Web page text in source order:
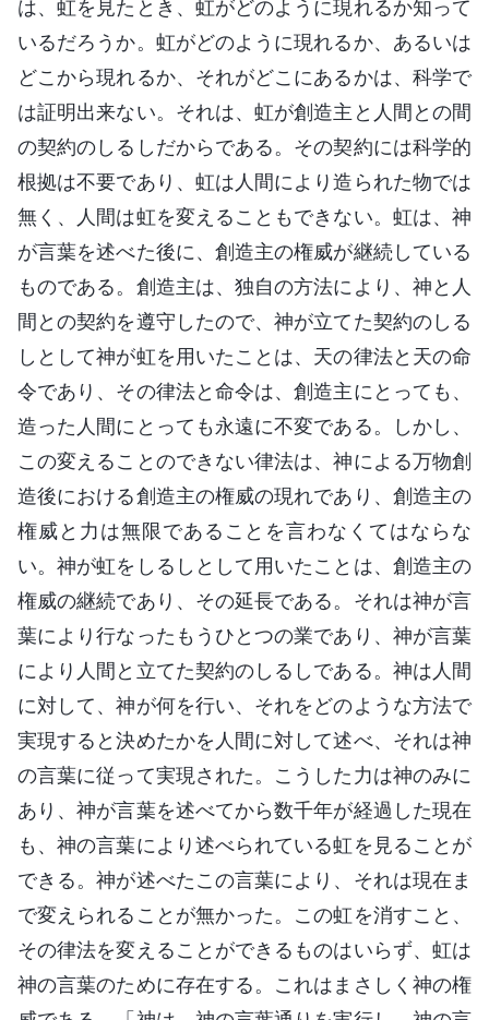
は、虹を見たとき、虹がどのように現れるか知って
いるだろうか。虹がどのように現れるか、あるいは
どこから現れるか、それがどこにあるかは、科学で
は証明出来ない。それは、虹が創造主と人間との間
の契約のしるしだからである。その契約には科学的
根拠は不要であり、虹は人間により造られた物では
無く、人間は虹を変えることもできない。虹は、神
が言葉を述べた後に、創造主の権威が継続している
ものである。創造主は、独自の方法により、神と人
間との契約を遵守したので、神が立てた契約のしる
しとして神が虹を用いたことは、天の律法と天の命
令であり、その律法と命令は、創造主にとっても、
造った人間にとっても永遠に不変である。しかし、
この変えることのできない律法は、神による万物創
造後における創造主の権威の現れであり、創造主の
権威と力は無限であることを言わなくてはならな
い。神が虹をしるしとして用いたことは、創造主の
権威の継続であり、その延長である。それは神が言
葉により行なったもうひとつの業であり、神が言葉
により人間と立てた契約のしるしである。神は人間
に対して、神が何を行い、それをどのような方法で
実現すると決めたかを人間に対して述べ、それは神
の言葉に従って実現された。こうした力は神のみに
あり、神が言葉を述べてから数千年が経過した現在
も、神の言葉により述べられている虹を見ることが
できる。神が述べたこの言葉により、それは現在ま
で変えられることが無かった。この虹を消すこと、
その律法を変えることができるものはいらず、虹は
神の言葉のために存在する。これはまさしく神の権